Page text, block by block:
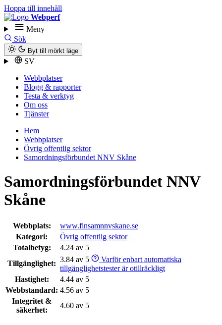
Hoppa till innehåll
Webperf
Meny
Sök
Byt till mörkt läge
SV
Webbplatser
Blogg & rapporter
Testa & verktyg
Om oss
Tjänster
Hem
Webbplatser
Övrig offentlig sektor
Samordningsförbundet NNV Skåne
Samordningsförbundet NNV
Skåne
Webbplats:
www.finsamnnvskane.se
Kategori:
Övrig offentlig sektor
Totalbetyg:
4.24 av 5
Tillgänglighet: 3.84 av 5
Varför enbart automatiska
tillgänglighetstester är otillräckligt
Hastighet:
4.44 av 5
Webbstandard: 4.56 av 5
Integritet &
säkerhet:
4.60 av 5